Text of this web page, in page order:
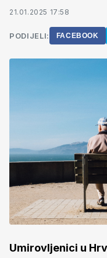
21.01.2025 17:58
PODIJELI: FACEBOOK
Umirovljenici u